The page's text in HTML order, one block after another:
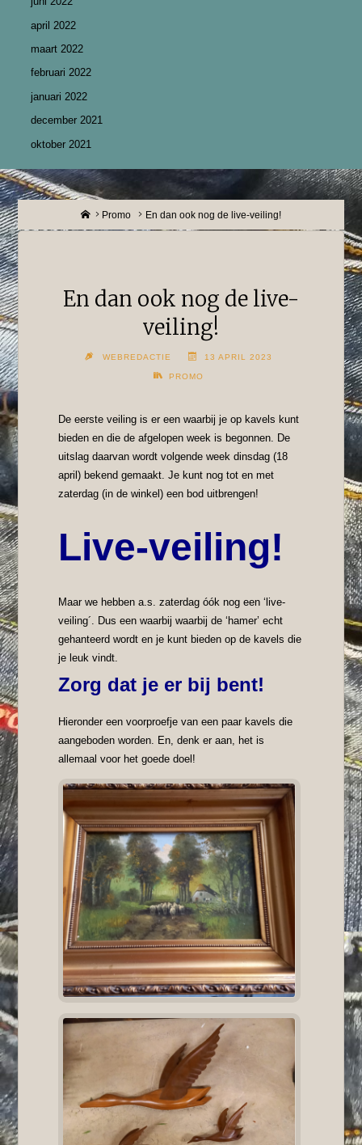
april 2022
maart 2022
februari 2022
januari 2022
december 2021
oktober 2021
HomePromo En dan ook nog de live-veiling!
En dan ook nog de live-
veiling!
WEBREDACTIE 13 APRIL 2023
PROMO
De eerste veiling is er een waarbij je op kavels kunt
bieden en die de afgelopen week is begonnen. De
uitslag daarvan wordt volgende week dinsdag (18
april) bekend gemaakt. Je kunt nog tot en met
zaterdag (in de winkel) een bod uitbrengen!
Live-veiling!
Maar we hebben a.s. zaterdag óók nog een ‘live-
veiling´. Dus een waarbij waarbij de ‘hamer’ echt
gehanteerd wordt en je kunt bieden op de kavels die
je leuk vindt.
Zorg dat je er bij bent!
Hieronder een voorproefje van een paar kavels die
aangeboden worden. En, denk er aan, het is
allemaal voor het goede doel!